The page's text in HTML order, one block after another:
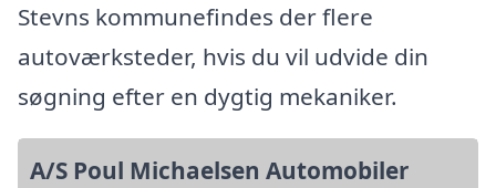
Stevns kommunefindes der flere
autoværksteder, hvis du vil udvide din
søgning efter en dygtig mekaniker.
A/S Poul Michaelsen Automobiler